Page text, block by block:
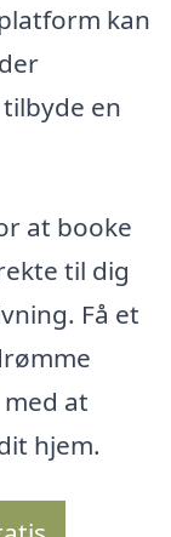
kan
en
at booke
til dig
Få et
at
hjem.